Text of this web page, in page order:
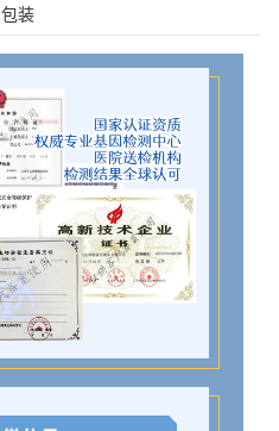
包装